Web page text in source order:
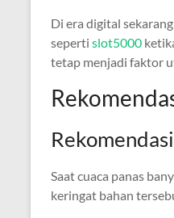
Di era digital
seperti slot5000
tetap menjadi faktor
Saat cuaca panas
keringat bahan